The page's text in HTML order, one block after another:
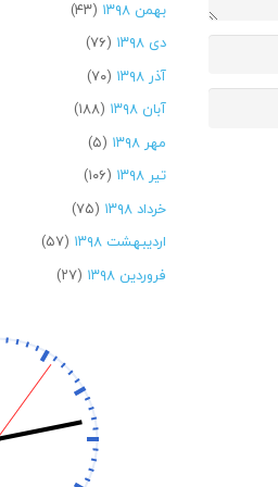
بهمن ۱۳۹۸
(۴۳)
دی ۱۳۹۸
(۷۶)
آذر ۱۳۹۸
(۷۰)
آبان ۱۳۹۸
(۱۸۸)
مهر ۱۳۹۸
(۵)
تیر ۱۳۹۸
(۱۰۶)
خرداد ۱۳۹۸
(۷۵)
اردیبهشت ۱۳۹۸
(۵۷)
فروردین ۱۳۹۸
(۲۷)